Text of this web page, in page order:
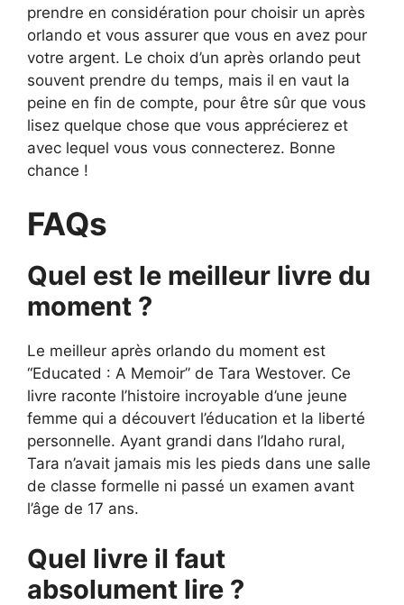
prendre en considération pour choisir un après
orlando et vous assurer que vous en avez pour
votre argent. Le choix d’un après orlando peut
souvent prendre du temps, mais il en vaut la
peine en fin de compte, pour être sûr que vous
lisez quelque chose que vous apprécierez et
avec lequel vous vous connecterez. Bonne
chance !
FAQs
Quel est le meilleur livre du
moment ?
Le meilleur après orlando du moment est
“Educated : A Memoir” de Tara Westover. Ce
livre raconte l’histoire incroyable d’une jeune
femme qui a découvert l’éducation et la liberté
personnelle. Ayant grandi dans l’Idaho rural,
Tara n’avait jamais mis les pieds dans une salle
de classe formelle ni passé un examen avant
l’âge de 17 ans.
Quel livre il faut
absolument lire ?